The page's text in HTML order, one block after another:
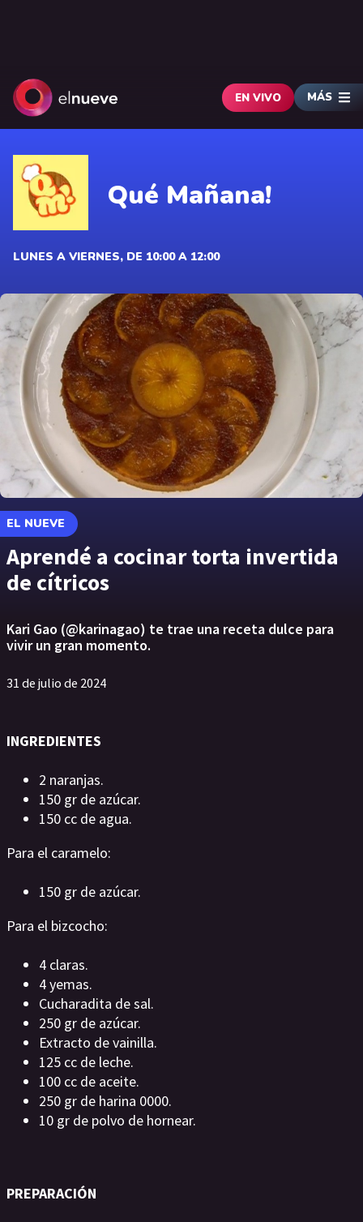
EN VIVO MÁS
Qué Mañana!
LUNES A VIERNES, DE 10:00 A 12:00
EL NUEVE
Aprendé a cocinar torta invertida
de cítricos
Kari Gao (@karinagao) te trae una receta dulce para
vivir un gran momento.
31 de julio de 2024
INGREDIENTES
2 naranjas.
150 gr de azúcar.
150 cc de agua.
Para el caramelo:
150 gr de azúcar.
Para el bizcocho:
4 claras.
4 yemas.
Cucharadita de sal.
250 gr de azúcar.
Extracto de vainilla.
125 cc de leche.
100 cc de aceite.
250 gr de harina 0000.
10 gr de polvo de hornear.
PREPARACIÓN